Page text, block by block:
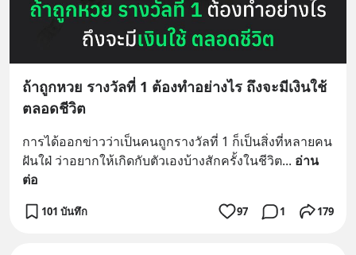
ถ้าถูกหวย รางวัลที่ 1 ต้องทำอย่างไร ถึงจะมีเงินใช้
ตลอดชีวิต
การได้ออกข่าวว่าเป็นคนถูกรางวัลที่ 1 ก็เป็นสิ่งที่หลายคน
ฝันใฝ่ ว่าอยากให้เกิดกับตัวเองบ้างสักครั้งในชีวิต... อ่าน
ต่อ
101 บันทึก 97 1 179